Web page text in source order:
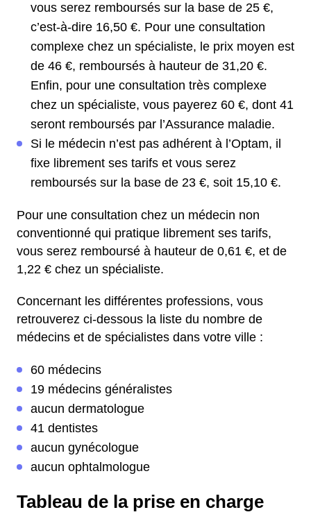
vous serez remboursés sur la base de 25 €,
c’est-à-dire 16,50 €. Pour une consultation
complexe chez un spécialiste, le prix moyen est
de 46 €, remboursés à hauteur de 31,20 €.
Enfin, pour une consultation très complexe
chez un spécialiste, vous payerez 60 €, dont 41
seront remboursés par l’Assurance maladie.
Si le médecin n’est pas adhérent à l’Optam, il
fixe librement ses tarifs et vous serez
remboursés sur la base de 23 €, soit 15,10 €.
Pour une consultation chez un médecin non
conventionné qui pratique librement ses tarifs,
vous serez remboursé à hauteur de 0,61 €, et de
1,22 € chez un spécialiste.
Concernant les différentes professions, vous
retrouverez ci-dessous la liste du nombre de
médecins et de spécialistes dans votre ville :
60 médecins
19 médecins généralistes
aucun dermatologue
41 dentistes
aucun gynécologue
aucun ophtalmologue
Tableau de la prise en charge